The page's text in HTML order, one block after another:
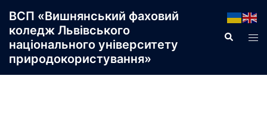
до
вмісту
ВСП «Вишнянський фаховий
коледж Львівського
національного університету
природокористування»
Пошук